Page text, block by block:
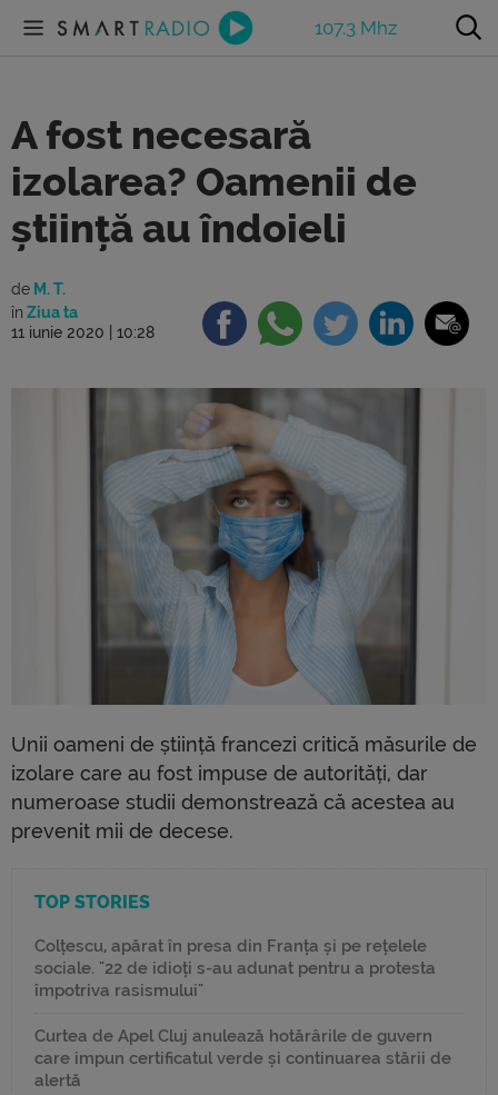
107.3 Mhz
A fost necesară
izolarea? Oamenii de
știință au îndoieli
de M. T.
în Ziua ta
11 iunie 2020 | 10:28
Unii oameni de știință francezi critică măsurile de
izolare care au fost impuse de autorități, dar
numeroase studii demonstrează că acestea au
prevenit mii de decese.
TOP STORIES
Colțescu, apărat în presa din Franța și pe rețelele
sociale. "22 de idioți s-au adunat pentru a protesta
împotriva rasismului"
Curtea de Apel Cluj anulează hotărârile de guvern
care impun certificatul verde și continuarea stării de
alertă